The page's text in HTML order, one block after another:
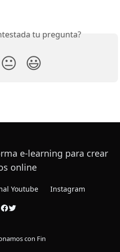
tu pregunta?
😐 😃
Youtube Instagram
con Fin